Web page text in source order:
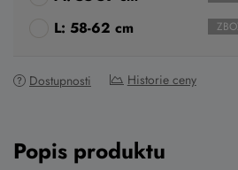
L: 58-62 cm
Dostupnosti Historie ceny
Popis produktu